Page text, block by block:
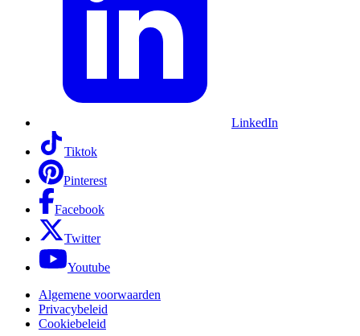
LinkedIn
Tiktok
Pinterest
Facebook
Twitter
Youtube
Algemene voorwaarden
Privacybeleid
Cookiebeleid